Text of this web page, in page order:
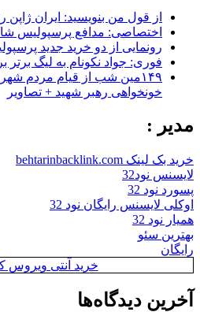
از قول من بنویسید: ایران ژاپن
اختصاصی: مدافع پرسپولیس
رونمایی از دو خرید جدید
فوری: جواد نکونام به لیگ
۱۴۹مین شب از قیام مردم
خونخواهی رهبر شهید + تصاویر
مدیر :
خرید بک لینک behtarinbacklink.com
لایسنس نود32
پسورد نود 32
اوکلی لایسنس رایگان نود 32
همیار نود 32
بهترین سئو
رایگان
خرید آنتی
آخرین دیدگاه‌ها